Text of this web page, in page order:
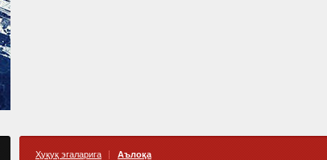
Ҳуқуқ эгаларига Аълоқа